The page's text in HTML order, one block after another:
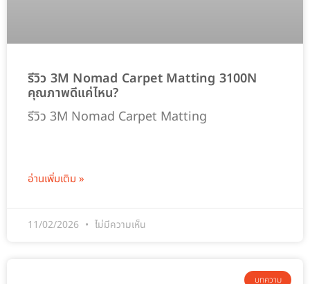
รีวิว 3M Nomad Carpet Matting 3100N
คุณภาพดีแค่ไหน?
รีวิว 3M Nomad Carpet Matting
อ่านเพิ่มเติม »
11/02/2026 ไม่มีความเห็น
บทความ